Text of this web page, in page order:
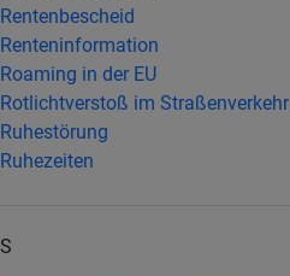
Rentenbescheid
Renteninformation
Roaming in der EU
Rotlichtverstoß im Straßenverkehr
Ruhestörung
Ruhezeiten
S